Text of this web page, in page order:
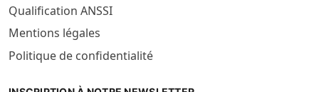
Qualification ANSSI
Mentions légales
Politique de confidentialité